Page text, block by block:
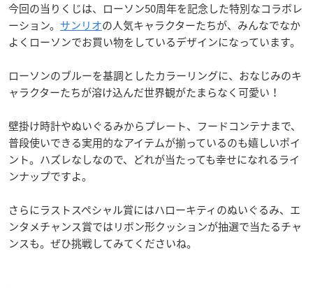
今回の当りくじは、ローソン50周年を記念した特別なコラボレ
ーション。 サンリオの人気キャラクターたちが、みんなでなか
よくローソンでお買い物をしているデザインになっています。
ローソンのブルーを基調としたカラーリングに、おなじみのキ
ャラクターたちが溶け込んだ世界観がたまらなく可愛い！
壁掛け時計やぬいぐるみからプレート、フードコンテナまで、
普段使いできる実用的なアイテムが揃っているのも嬉しいポイ
ント。ハズレなしなので、どれが当たっても幸せになれるライ
ンナップですよ。
さらにラストスペシャル賞にはハローキティのぬいぐるみ、エ
ンタメチャンス賞ではリボン形クッションが抽選で当たるチャ
ンスも。ぜひ挑戦してみてくださいね。